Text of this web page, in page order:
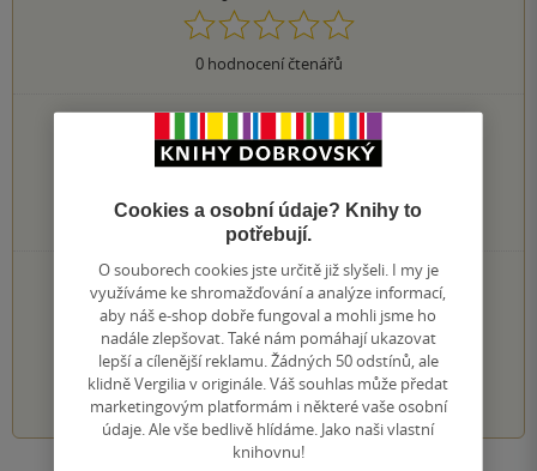
0hodnocení čtenářů
0×
4 hvězdičky
0×
2 hvězdičky
0×
1 hvezdička
PŘIDEJTE SVÉ HODNOCENÍ KNIHY
Hodnocení našich knihkupců: 0.0 z 5
1 2 3 4 5
Cookies a osobní údaje? Knihy to
potřebují.
O souborech cookies jste určitě již slyšeli. I my je
využíváme ke shromažďování a analýze informací,
aby náš e-shop dobře fungoval a mohli jsme ho
nadále zlepšovat. Také nám pomáhají ukazovat
lepší a cílenější reklamu. Žádných 50 odstínů, ale
klidně Vergilia v originále. Váš souhlas může předat
marketingovým platformám i některé vaše osobní
údaje. Ale vše bedlivě hlídáme. Jako naši vlastní
knihovnu!